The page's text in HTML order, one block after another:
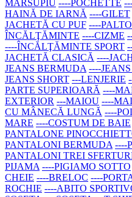
MARSUPIU ----POCHETTE
HAINĂ DE IARNĂ ----GILET
JACHETĂ CU PUF ----
ÎNCĂLŢĂMINTE ----CIZME
----ÎNCĂLŢĂMINTE SPORT
JACHETĂ CLASICĂ ----
JEANS BERMUDA ----
JEANS SHORT ---LENJERIE
PARTE SUPERIOARĂ ----
EXTERIOR ---MAIOU ----
CU MÂNECĂ LUNGĂ ----
MARE ----COSTUM DE BAIE
PANTALONE
PANTALONI BERMUDA ----
PANTALONI TREI
PIJAMA ----PIGIAMO SOTTO
CHEIE ----BRELOC ----
ROCHIE ----ABITO